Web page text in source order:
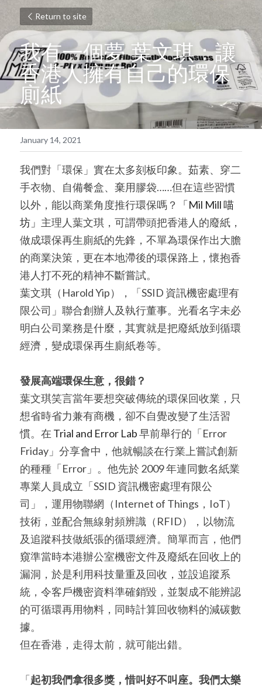
Return to site
我有一個夢 葉文琪：讓
香港人擁有自己的環保
廁紙
January 14, 2021
我們對「環保」實在太多刻板印象。茹素、穿二
手衣物、自備餐盒、棄用膠袋……但在這些習慣
以外，能以商業角度推行環保嗎？
「Mil Mill 喵
坊」 主理人葉文琪，可謂帶頭把香港人的廢紙，
做成環保再生廁紙的先鋒，不單為環保作出大膽
的商業決策，更在本地滯後的環保路上，懷抱香
港人打不死的精神不斷嘗試。
葉文琪（Harold Yip），「SSID 資訊機密處理有
限公司」聯合創辦人及執行董事。光看名字未必
明白公司業務是什麼，其實就是把廢紙放到循環
經濟，變成環保再生廁紙卷等。
發展高端環保生意，很錯？
葉文琪笑言當年要想突破傳統的環保回收業，只
想省時省力兼有商機，卻不自覺改變了生活習
慣。在 Trial and Error Lab早前舉行的「Error
Friday」分享會中，他就暢談在行業上嘗試創新
的種種「Error」。他先於 2009 年連同數名紙業
專業人員成立「SSID 資訊機密處理有限公
司」，運用物聯網（Internet of Things，IoT）
技術，並配合無線射頻辨識（RFID），以物流
及追蹤科技做紙張的循環經濟。簡單而言，他們
窺準當時本港辦公室機密文件及廢紙在回收上的
漏洞，於是利用科技量重及回收，並設追蹤系
統，令客戶機密資料準確銷毀，並製成不能辨認
的可循環再用物料，同時計算回收物料的減碳數
據。
但在香港，走得太前，就可能出錯。
「起初我們拿很多獎，惜叫好不叫座。我們太樂